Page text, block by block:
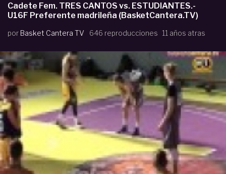
Cadete Fem. TRES CANTOS vs. ESTUDIANTES.-
U16F Preferente madrileña (BasketCantera.TV)
por Basket Cantera TV 646 reproducciones 11 años atras